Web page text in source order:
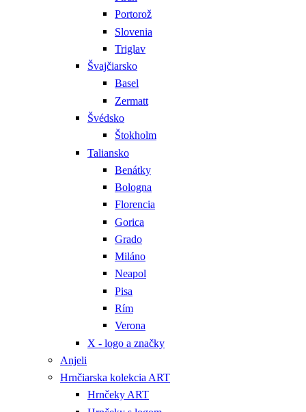
Portorož
Slovenia
Triglav
Švajčiarsko
Basel
Zermatt
Švédsko
Štokholm
Taliansko
Benátky
Bologna
Florencia
Gorica
Grado
Miláno
Neapol
Pisa
Rím
Verona
X - logo a značky
Anjeli
Hrnčiarska kolekcia ART
Hrnčeky ART